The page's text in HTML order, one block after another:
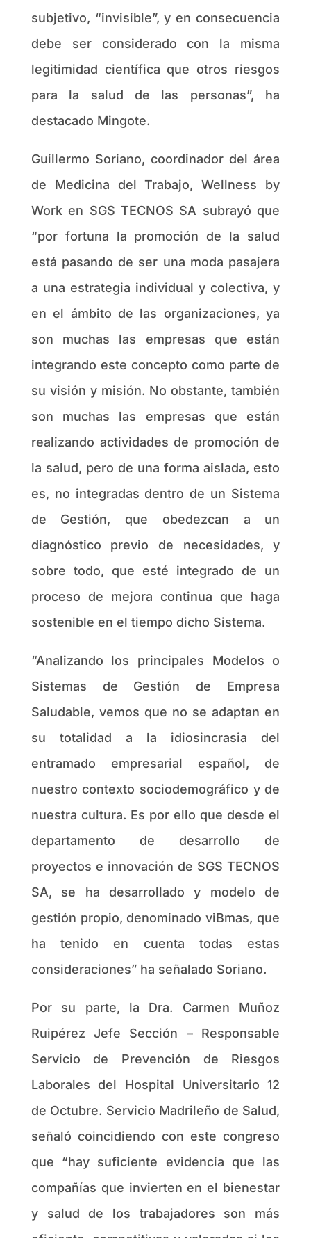
subjetivo, “invisible”, y en consecuencia
debe ser considerado con la misma
legitimidad científica que otros riesgos
para la salud de las personas”, ha
destacado Mingote.
Guillermo Soriano, coordinador del área
de Medicina del Trabajo, Wellness by
Work en SGS TECNOS SA subrayó que
“por fortuna la promoción de la salud
está pasando de ser una moda pasajera
a una estrategia individual y colectiva, y
en el ámbito de las organizaciones, ya
son muchas las empresas que están
integrando este concepto como parte de
su visión y misión. No obstante, también
son muchas las empresas que están
realizando actividades de promoción de
la salud, pero de una forma aislada, esto
es, no integradas dentro de un Sistema
de Gestión, que obedezcan a un
diagnóstico previo de necesidades, y
sobre todo, que esté integrado de un
proceso de mejora continua que haga
sostenible en el tiempo dicho Sistema.
“Analizando los principales Modelos o
Sistemas de Gestión de Empresa
Saludable, vemos que no se adaptan en
su totalidad a la idiosincrasia del
entramado empresarial español, de
nuestro contexto sociodemográfico y de
nuestra cultura. Es por ello que desde el
departamento de desarrollo de
proyectos e innovación de SGS TECNOS
SA, se ha desarrollado y modelo de
gestión propio, denominado viBmas, que
ha tenido en cuenta todas estas
consideraciones” ha señalado Soriano.
Por su parte, la Dra. Carmen Muñoz
Ruipérez Jefe Sección – Responsable
Servicio de Prevención de Riesgos
Laborales del Hospital Universitario 12
de Octubre. Servicio Madrileño de Salud,
señaló coincidiendo con este congreso
que “hay suficiente evidencia que las
compañías que invierten en el bienestar
y salud de los trabajadores son más